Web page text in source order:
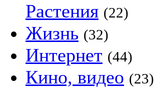
Растения (22)
Жизнь (32)
Интернет (44)
Кино, видео (23)